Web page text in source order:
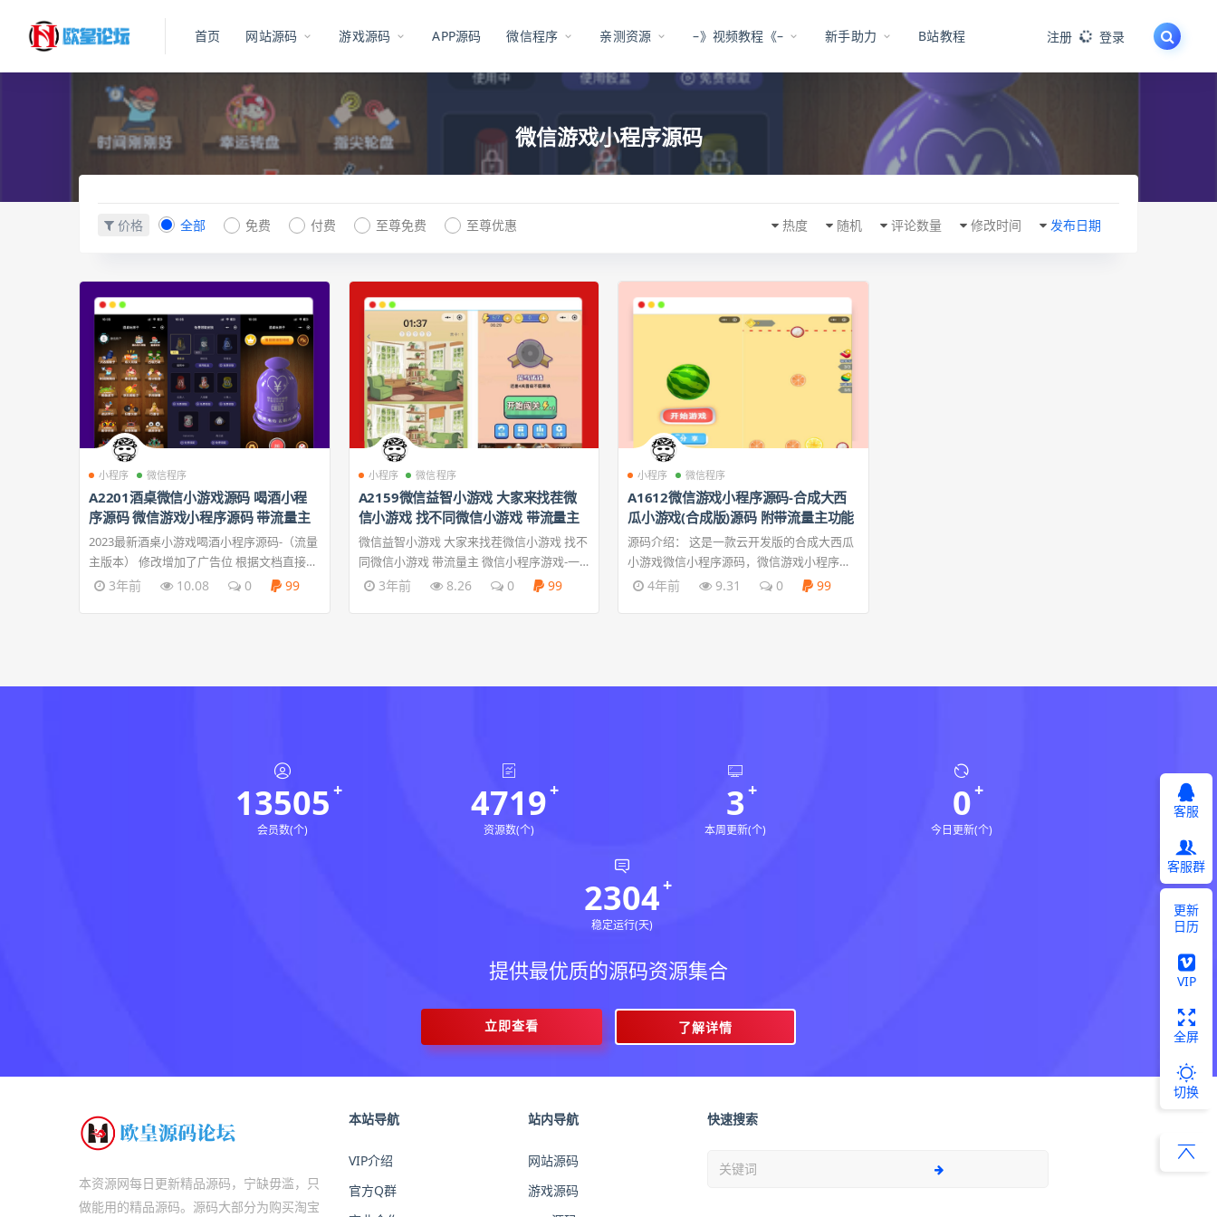
首页 网站源码 游戏源码 APP源码 微信程序 亲测资源 –》视频教程《– 新手助力 B站教程 注册 登录
微信游戏小程序源码
价格 全部 免费 付费 至尊免费 至尊优惠 发布日期
修改时间
评论数量
随机
热度
小程序 微信程序
A2201酒桌微信小游戏源码 喝酒小程
序源码 微信游戏小程序源码 带流量主
2023最新酒桌小游戏喝酒小程序源码-（流量
主版本） 修改增加了广告位 根据文档直接替
换，原版本没有广告位 直接上传源码到开发
3年前 10.08 0 99
小程序 微信程序
A2159微信益智小游戏 大家来找茬微
信小游戏 找不同微信小游戏 带流量主
微信益智小游戏 大家来找茬微信小游戏 找不
同微信小游戏 带流量主 微信小程序游戏-一
起来找茬丨找不同小程序，挑战视力与注意
3年前 8.26 0 99
小程序 微信程序
A1612微信游戏小程序源码-合成大西
瓜小游戏(合成版)源码 附带流量主功能
源码介绍： 这是一款云开发版的合成大西瓜
小游戏微信小程序源码，微信游戏小程序源
码。 该小游戏玩法简单，只需要拖动同样的
4年前 9.31 0 99
13505
会员数(个)
4719
资源数(个)
3
本周更新(个)
0
今日更新(个)
2304
稳定运行(天)
提供最优质的源码资源集合
立即查看 了解详情
本资源网每日更新精品源码，宁缺毋滥，只
做能用的精品源码。源码大部分为购买淘宝
本站导航
VIP介绍
官方Q群
站内导航
网站源码
游戏源码
快速搜索
客服
客服群
更新
日历
VIP
全屏
切换